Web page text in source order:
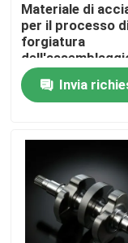
Casa.
Video
Su di noi
Materiale di
per il processo
forgiatura
standard
motoreInvia